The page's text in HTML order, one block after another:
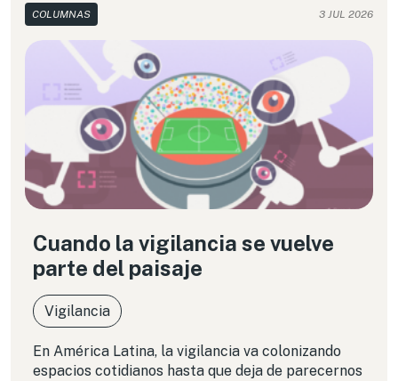
COLUMNAS 3 JUL 2026
Cuando la vigilancia se vuelve
parte del paisaje
Vigilancia
En América Latina, la vigilancia va colonizando
espacios cotidianos hasta que deja de parecernos